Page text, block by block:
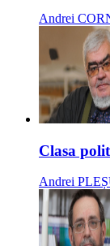
Andrei
Clasa
Andrei